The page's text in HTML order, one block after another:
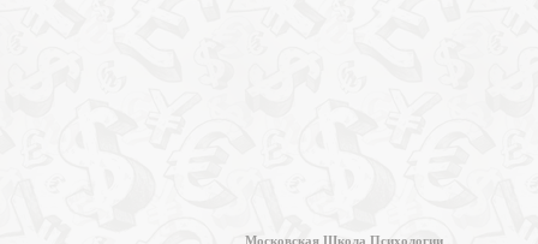
Московская Школа Психологии